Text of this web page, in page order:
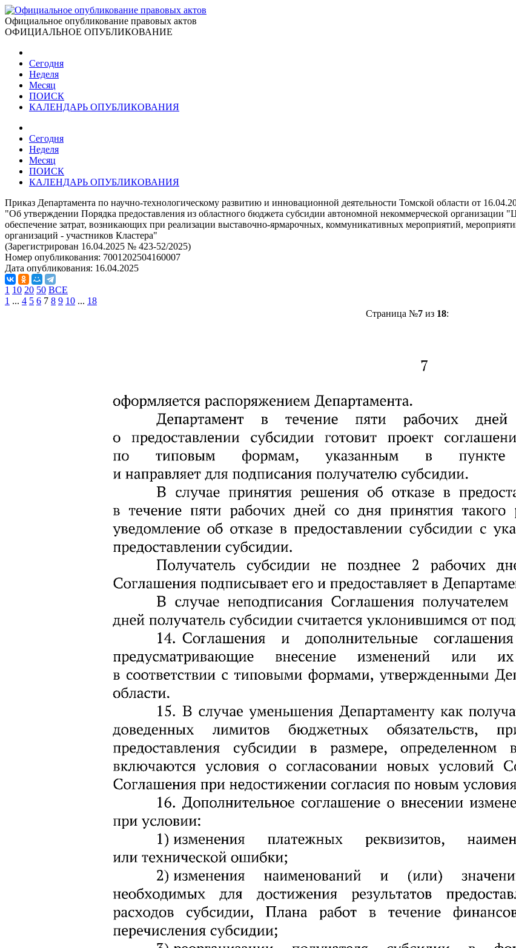
Официальное опубликование правовых актов
ОФИЦИАЛЬНОЕ ОПУБЛИКОВАНИЕ
Сегодня
Неделя
Месяц
ПОИСК
КАЛЕНДАРЬ ОПУБЛИКОВАНИЯ
Сегодня
Неделя
Месяц
ПОИСК
КАЛЕНДАРЬ ОПУБЛИКОВАНИЯ
Приказ Департамента по научно-технологическому развитию и инновационной деятельности Томской области от
"Об утверждении Порядка предоставления из областного бюджета субсидии автономной некоммерческой
обеспечение затрат, возникающих при реализации выставочно-ярмарочных, коммуникативных мероприятий,
организаций - участников Кластера"
(Зарегистрирован 16.04.2025 № 423-52/2025)
Номер опубликования: 7001202504160007
Дата опубликования: 16.04.2025
1 10 20 50 ВСЕ
1 ... 4 5 6 7 8 9 10 ... 18
Страница №7из 18: